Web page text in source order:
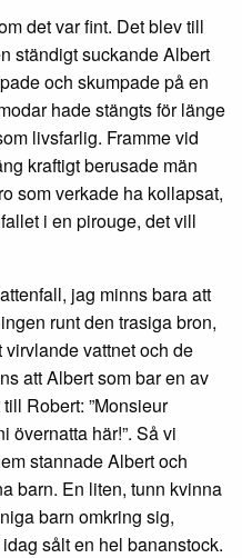
det var fint. Det blev till
ständigt suckande Albert
och skumpade på en
hade stängts för länge
livsfarlig. Framme vid
kraftigt berusade män
som verkade ha kollapsat,
i en pirouge, det vill
jag minns bara att
runt den trasiga bron,
vattnet och de
att Albert som bar en av
Robert: ”Monsieur
övernatta här!”. Så vi
stannade Albert och
barn. En liten, tunn kvinna
barn omkring sig,
sålt en hel bananstock.